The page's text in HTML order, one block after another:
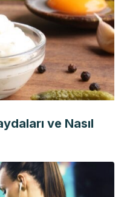
ve Nasıl